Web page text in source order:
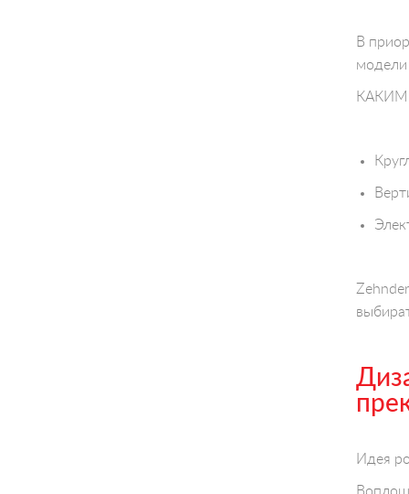
В
модели
КАКИМ
Идея